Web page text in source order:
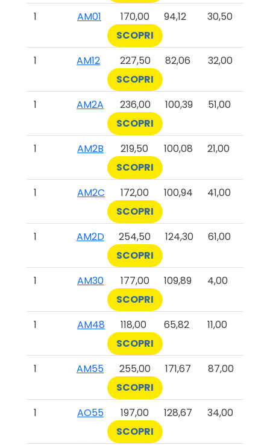
1
AM01 170,00 94,12
30,50
SCOPRI
1
AM12 227,50 82,06
32,00
SCOPRI
1
AM2A 236,00 100,39
51,00
SCOPRI
1
AM2B 219,50 100,08
21,00
SCOPRI
1
AM2C 172,00 100,94
41,00
SCOPRI
1
AM2D 254,50 124,30
61,00
SCOPRI
1
AM30 177,00 109,89
4,00
SCOPRI
1
AM48 118,00 65,82
11,00
SCOPRI
1
AM55 255,00 171,67
87,00
SCOPRI
1
AO55 197,00 128,67
34,00
SCOPRI